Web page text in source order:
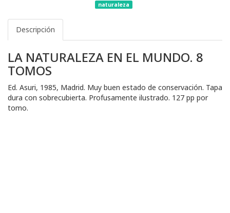
naturaleza
Descripción
LA NATURALEZA EN EL MUNDO. 8
TOMOS
Ed. Asuri, 1985, Madrid. Muy buen estado de conservación. Tapa
dura con sobrecubierta. Profusamente ilustrado. 127 pp por
tomo.